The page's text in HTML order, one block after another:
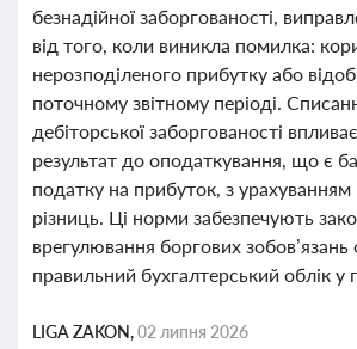
безнадійної заборгованості,
від того, коли виникла помилка:
нерозподіленого прибутку або
поточному звітному періоді.
дебіторської заборгованості
результат до оподаткування, що є
податку на прибуток, з
різниць. Ці норми забезпечують
врегулювання боргових зобов’язань
правильний бухгалтерський облік у
LIGA ZAKON,02 липня 2026